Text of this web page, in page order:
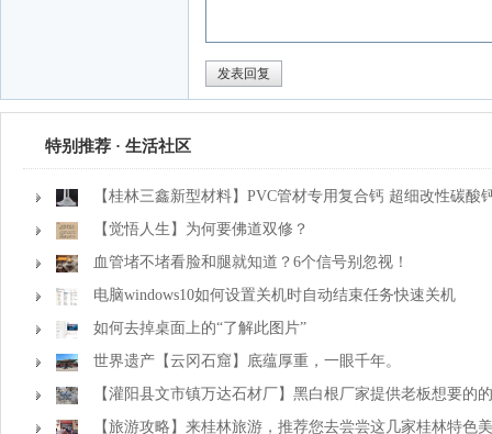
特别推荐 · 生活社区
【桂林三鑫新型材料】PVC管材专用复合钙 超细改性碳酸
【觉悟人生】为何要佛道双修？
血管堵不堵看脸和腿就知道？6个信号别忽视！
电脑windows10如何设置关机时自动结束任务快速关机
如何去掉桌面上的“了解此图片”
世界遗产【云冈石窟】底蕴厚重，一眼千年。
【灌阳县文市镇万达石材厂】黑白根厂家提供老板想要的
【旅游攻略】来桂林旅游，推荐您去尝尝这几家桂林特色